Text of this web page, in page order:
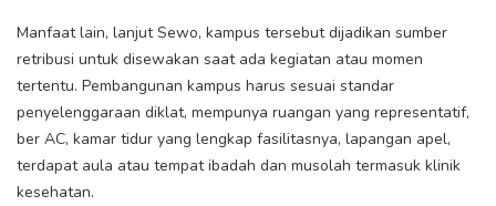
Manfaat lain, lanjut Sewo, kampus tersebut dijadikan sumber
retribusi untuk disewakan saat ada kegiatan atau momen
tertentu. Pembangunan kampus harus sesuai standar
penyelenggaraan diklat, mempunya ruangan yang representatif,
ber AC, kamar tidur yang lengkap fasilitasnya, lapangan apel,
terdapat aula atau tempat ibadah dan musolah termasuk klinik
kesehatan.